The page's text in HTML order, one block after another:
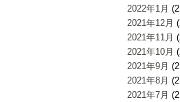
2022年1月
2021年12月
2021年11月
2021年10月
2021年9月
2021年8月
2021年7月